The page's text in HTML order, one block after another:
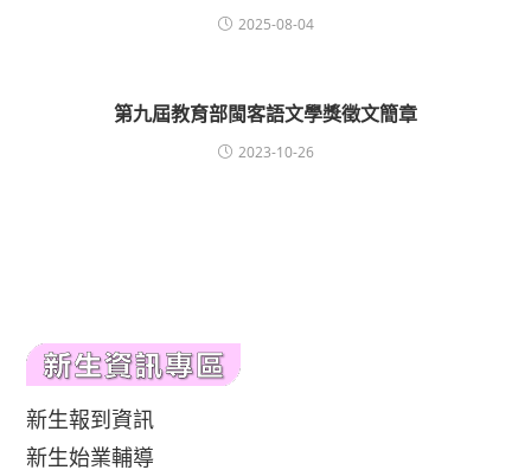
2025-08-04
第九屆教育部閩客語文學獎徵文簡章
2023-10-26
新生報到資訊
新生始業輔導